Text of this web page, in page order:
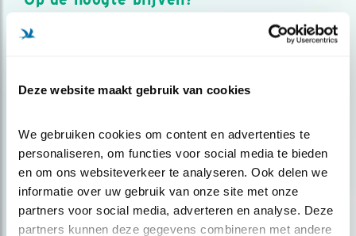
Deze website maakt gebruik van cookies
We gebruiken cookies om content en advertenties te
personaliseren, om functies voor social media te bieden
en om ons websiteverkeer te analyseren. Ook delen we
informatie over uw gebruik van onze site met onze
partners voor social media, adverteren en analyse. Deze
partners kunnen deze gegevens combineren met andere
Meld je aan en ontvang nieuws, inspiratie, acties en tips
over vogels en activiteiten van Vogelbescherming.